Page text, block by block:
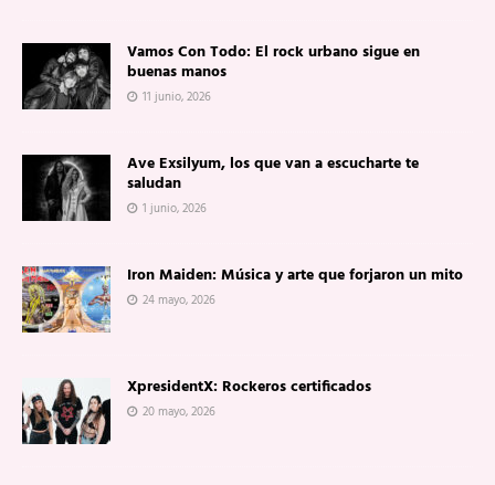
Vamos Con Todo: El rock urbano sigue en
buenas manos
11 junio, 2026
Ave Exsilyum, los que van a escucharte te
saludan
1 junio, 2026
Iron Maiden: Música y arte que forjaron un mito
24 mayo, 2026
XpresidentX: Rockeros certificados
20 mayo, 2026